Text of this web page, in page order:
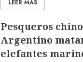
LEER MÁS
Pesqueros
Argentino
elefantes